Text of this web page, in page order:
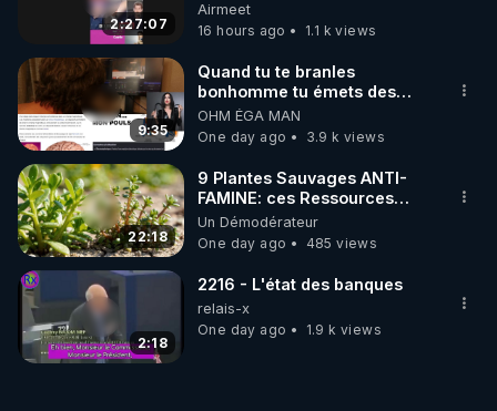
2:27:07
Airmeet
16 hours ago
1.1 k views
9:35
Quand tu te branles
bonhomme tu émets des
ondes ils ont juste omis de
t'expliquer
OHM ÉGA MAN
One day ago
3.9 k views
22:18
9 Plantes Sauvages ANTI-
FAMINE: ces Ressources
JARDIN&des Haies
Un Démodérateur
One day ago
485 views
2:18
2216 - L'état des banques
relais-x
One day ago
1.9 k views